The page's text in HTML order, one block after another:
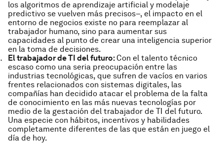
los algoritmos de aprendizaje artificial y modelaje
predictivo se vuelven más precisos–, el impacto en el
entorno de negocios existe no para reemplazar al
trabajador humano, sino para aumentar sus
capacidades al punto de crear una inteligencia superior
en la toma de decisiones.
El trabajador de TI del futuro: Con el talento técnico
escaso como una seria preocupación entre las
industrias tecnológicas, que sufren de vacíos en varios
frentes relacionados con sistemas digitales, las
compañías han decidido atacar el problema de la falta
de conocimiento en las más nuevas tecnologías por
medio de la gestación del trabajador de TI del futuro.
Una especie con hábitos, incentivos y habilidades
completamente diferentes de las que están en juego el
día de hoy.